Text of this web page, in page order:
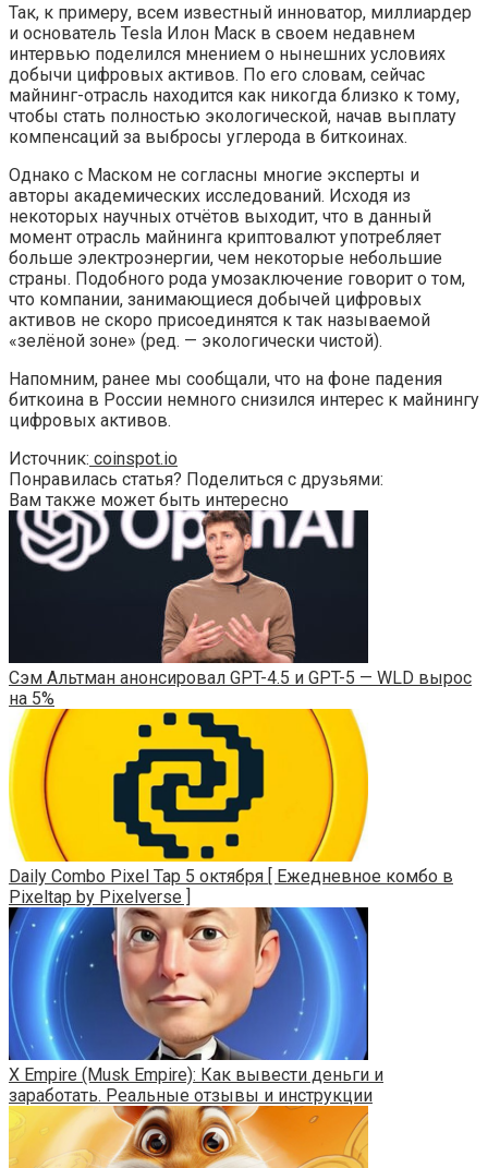
Так, к примеру, всем известный инноватор, миллиардер
и основатель Tesla Илон Маск в своем недавнем
интервью поделился мнением о нынешних условиях
добычи цифровых активов. По его словам, сейчас
майнинг-отрасль находится как никогда близко к тому,
чтобы стать полностью экологической, начав выплату
компенсаций за выбросы углерода в биткоинах.
Однако с Маском не согласны многие эксперты и
авторы академических исследований. Исходя из
некоторых научных отчётов выходит, что в данный
момент отрасль майнинга криптовалют употребляет
больше электроэнергии, чем некоторые небольшие
страны. Подобного рода умозаключение говорит о том,
что компании, занимающиеся добычей цифровых
активов не скоро присоединятся к так называемой
«зелёной зоне» (ред. — экологически чистой).
Напомним, ранее мы сообщали, что на фоне падения
биткоина в России немного снизился интерес к майнингу
цифровых активов.
Источник: coinspot.io
Понравилась статья? Поделиться с друзьями:
Вам также может быть интересно
Сэм Альтман анонсировал GPT-4.5 и GPT-5 — WLD вырос
на 5%
Daily Combo Pixel Tap 5 октября [ Ежедневное комбо в
Pixeltap by Pixelverse ]
X Empire (Musk Empire): Как вывести деньги и
заработать. Реальные отзывы и инструкции